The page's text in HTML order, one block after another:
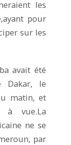
les
pour
sur les
avait été
Dakar, le
matin, et
vue.La
ne se
par